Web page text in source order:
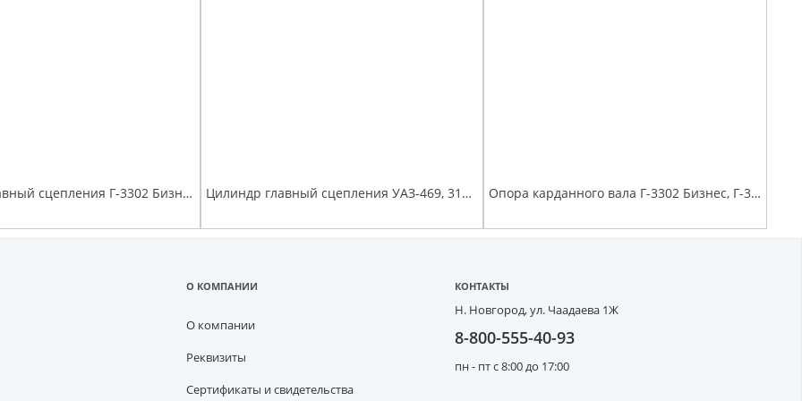
Цилиндр главный сцепления Г-3302 Бизнес, Г-А21R22 Г-ль Next Цилиндр главный сцепления УАЗ-469, 3151 Hunter с бачком Опора карданного вала Г-3302 Бизнес, Г-3302 в сб. (D=35) (болт, шайба, ст.шайба) с/о до 11.2018 (аналог TIRSAN CB.03517.05.99)
О КОМПАНИИ
О компании
Реквизиты
Сертификаты и свидетельства
КОНТАКТЫ
Н. Новгород,ул. Чаадаева 1Ж
8-800-555-40-93
пн - пт с 8:00 до 17:00